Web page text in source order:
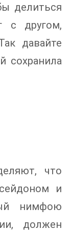
делиться
с другом,
давайте
сохранила
что
и
нимфою
должен